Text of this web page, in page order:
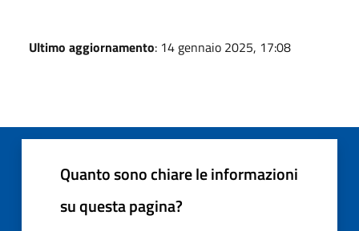
Ultimo aggiornamento: 14 gennaio 2025, 17:08
Quanto sono chiare le informazioni
su questa pagina?